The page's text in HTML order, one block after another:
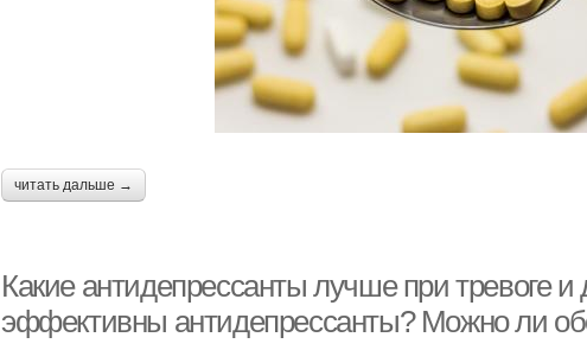
читать дальше →
Какие антидепрессанты лучше при тревоге и
эффективны антидепрессанты? Можно ли